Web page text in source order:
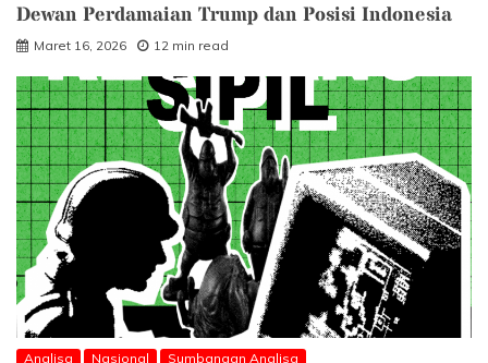
Dewan Perdamaian Trump dan Posisi Indonesia
Maret 16, 2026 12 min read
Analisa Nasional Sumbangan Analisa